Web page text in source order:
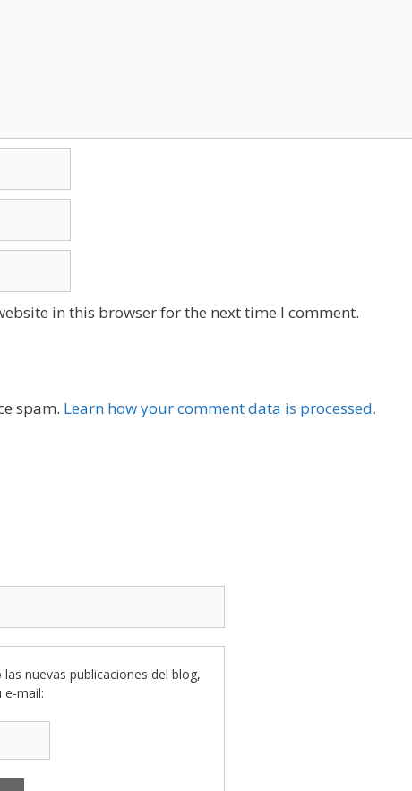
in this browser for the next time I comment.
spam. Learn how your comment data is processed.
nuevas publicaciones del blog,
e-mail: